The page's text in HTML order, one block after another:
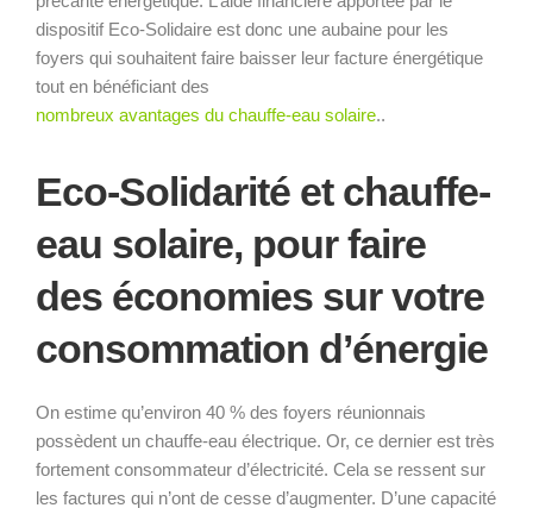
dispositif Eco-Solidaire est donc une aubaine pour les
foyers qui souhaitent faire baisser leur facture énergétique
tout en bénéficiant des
nombreux avantages du chauffe-eau solaire..
Eco-Solidarité et chauffe-
eau solaire, pour faire
des économies sur votre
consommation d’énergie
On estime qu’environ 40 % des foyers réunionnais
possèdent un chauffe-eau électrique. Or, ce dernier est très
fortement consommateur d’électricité. Cela se ressent sur
les factures qui n’ont de cesse d’augmenter. D’une capacité